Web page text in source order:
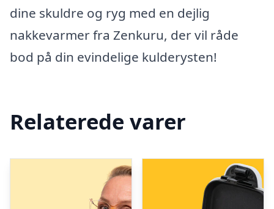
dine skuldre og ryg med en dejlig
nakkevarmer fra Zenkuru, der vil råde
bod på din evindelige kulderysten!
Relaterede varer